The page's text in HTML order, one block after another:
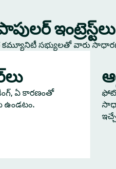
ఇంట్రెస్ట్‌లు
కమ్యూనిటీ సభ్యులతో వారు
ఏ కారణంతో